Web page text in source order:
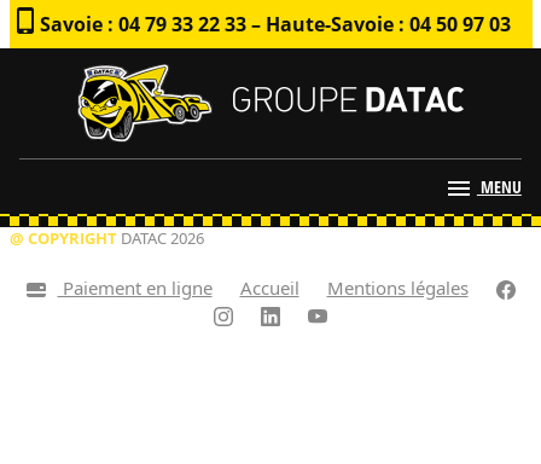
Savoie : 04 79 33 22 33 – Haute-Savoie : 04 50 97 03
MENU
@ COPYRIGHTDATAC 2026
Paiement en ligne Accueil Mentions légales